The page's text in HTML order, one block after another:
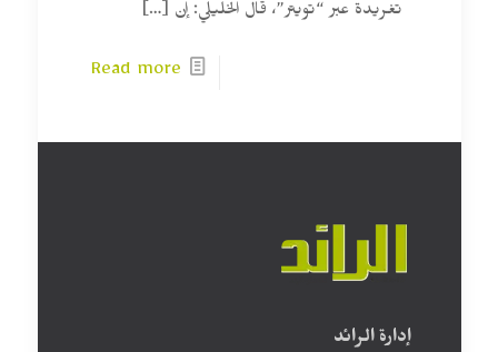
تغريدة عبر “تويتر”، قال الخليلي: إن […]
Read more
إدارة الرائد